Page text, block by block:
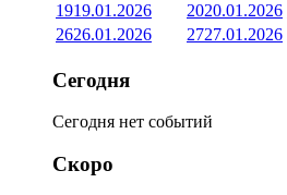
1919.01.2026 2020.01.2026
2626.01.2026 2727.01.2026
Сегодня
Сегодня нет событий
Скоро